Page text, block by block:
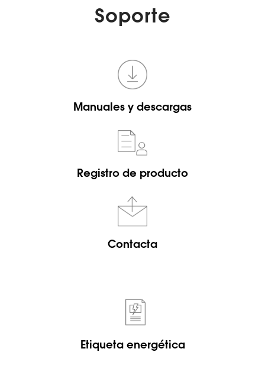
Soporte
Manuales y descargas
Registro de producto
Contacta
Etiqueta energética